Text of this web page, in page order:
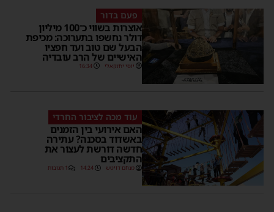
פעם בדור
אוצרות בשווי כ־100 מיליון
דולר נחשפו בתערוכה: מכיפת
הבעל שם טוב ועד חפציו
האישיים של הרב עובדיה
יוסי יחזקאלי 16:34
עוד מכה לציבור החרדי
האם אירועי בין הזמנים
באשדוד בסכנה? עתירה
חדשה דורשת לעצור את
התקציבים
מנחם דויטש 14:24 1 תגובות